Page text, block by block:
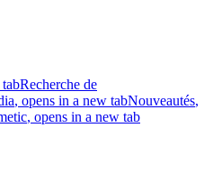
Recherche de
, opens in a new tabNouveautés,
, opens in a new tab